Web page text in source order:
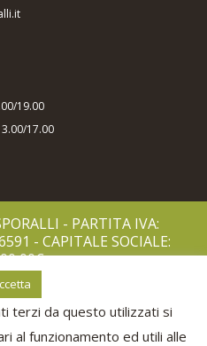
19.00
17.00
- PARTITA IVA:
- CAPITALE SOCIALE:
terzi da questo utilizzati si
al funzionamento ed utili alle